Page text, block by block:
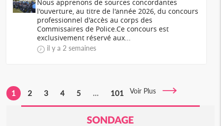
Nous apprenons de sources concordantes
l'ouverture, au titre de l'année 2026, du concours
professionnel d'accès au corps des
Commissaires de Police.Ce concours est
exclusivement réservé aux...
il y a 2 semaines
1 2 3 4 5 ... 101 Voir Plus
SONDAGE